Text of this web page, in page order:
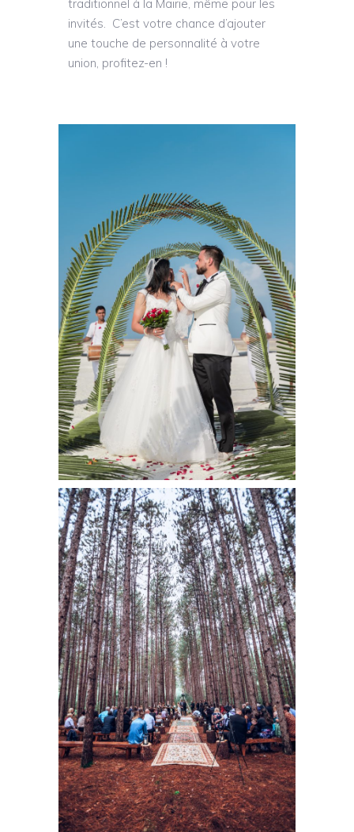
traditionnel à la Mairie, même pour les
invités. C’est votre chance d’ajouter
une touche de personnalité à votre
union, profitez-en !